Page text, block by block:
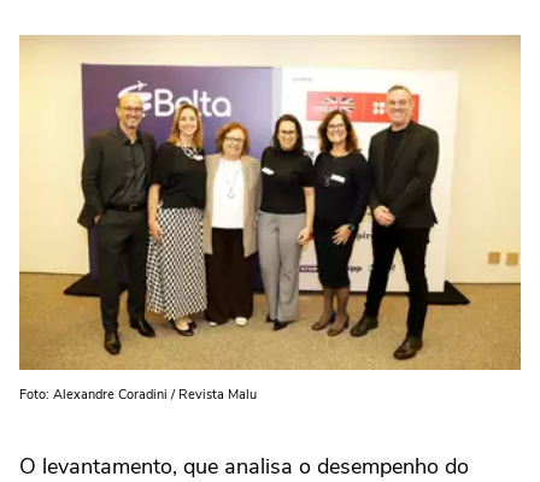
Foto: Alexandre Coradini / Revista Malu
O levantamento, que analisa o desempenho do